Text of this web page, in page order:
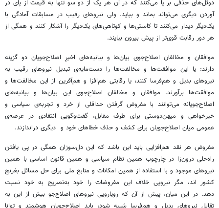
دوئل‌های حذفی بر پا می‌کنند که در آن هر یک از دو سو تنها به قیمت از پای در
آوردن دیگری می‌تواند بماند و بپاید. ولی نیروهای رقیب در مسابقات آمادگی با
یک‌دیگر دیدار می‌کنند تا کاستی‌ها و کوتاهی‌های یک‌دیگر را آشکار کنند و همگی از
هر دور رقابت قوی‌تر از پیش بیرون بیایند.
موافقان و مخالفان اصلاح‌جوی بیان‌ها و بیانیه‌های اخیرِ اصلاح‌جویان دو گزینه
دارند: یا این موافقت‌ها و مخالفت‌ها را دست‌مایه‌ی تبدیل نیروهای رقیب به
نیروهای بدیل و هم‌فرسا کنند، یا رقابتی هم‌افزا و هم‌آفرین از این مخالفت‌ها و
موافقت‌ها برآورند. موافقان و مخالفان اصلاح‌جوی این بیان‌ها و بیانیه‌های
اصلاح‌جویانه می‌توانند با مفروض گرفتن حداقلی از خرد و تجربه‌ی‌ سیاسی و
خیرخواهی و میهن‌دوستی برای طرف مقابل، گفت‌وگویی انتقادی در عرصه‌ی
عمومی میان اصلاح‌جویان برای کشف و حذف خطاهای خود و دیگری دراندازند.
مفروض هر نقد هم‌افزایی باید این باشد که این دل‌سوزان همگی در پی یافتن
راه‌حلی درون‌زا در چارچوب همین نظام سیاسی و همین قانون اساسی با همین
نیروهای موجود و با استفاده از همین امکانات و منابع ملی برای حل مسائل بغرنج
کشور اند، مگر نیرویی خلاف این مفروضات را خود به‌تصریح به خود نسبت
دهد. در این میان، پیش از آن که رویارویی نیروهای اصلاح‌جو بیش از این به
تقابل نیروهای بدیل و هم‌فرسا شبیه شود، باید اصلاح‌جویان هوشمند و توانا